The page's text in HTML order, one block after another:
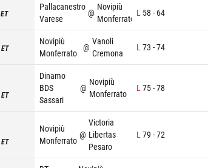
ET
Pallacanestro
Varese
@
Novipiù
Monferrato
L 58 - 64
ET
Novipiù
Monferrato
@
Vanoli
Cremona
L73 -74
ET
Dinamo
BDS
Sassari
@
Novipiù
Monferrato
L75-78
ET
Novipiù
Monferrato
@
Victoria
Libertas
Pesaro
L79 -72